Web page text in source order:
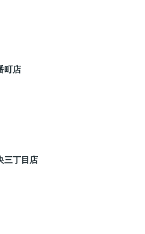
町店
三丁目店